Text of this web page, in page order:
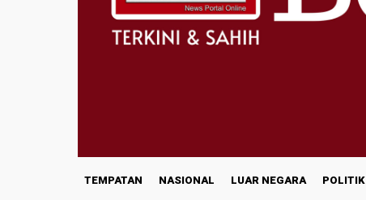
TEMPATAN NASIONAL LUAR NEGARA POLITIK